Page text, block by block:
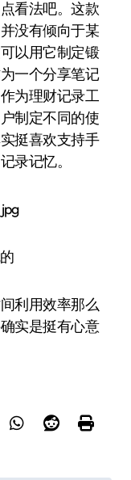
看法吧。这款
没有倾向于某
以用它制定锻
一个分享笔记
为理财记录工
制定不同的使
挺喜欢支持手
录记忆。
利用效率那么
实是挺有心意